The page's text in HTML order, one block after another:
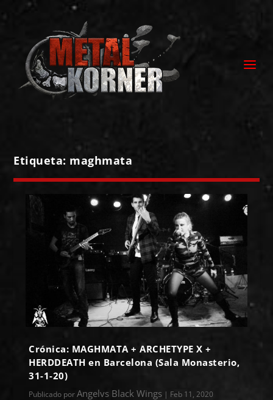
Etiqueta: maghmata
Crónica: MAGHMATA + ARCHETYPE X +
HERDDEATH en Barcelona (Sala Monasterio,
31-1-20)
Publicado porAngelvs Black Wings | Feb 11, 2020